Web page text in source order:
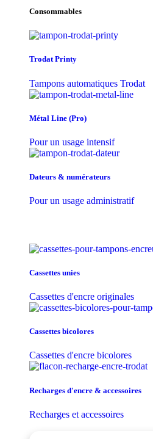
Consommables
Trodat Printy
Tampons automatiques Trodat
Métal Line (Pro)
Pour un usage intensif
Dateurs & numérateurs
Pour un usage administratif
Cassettes unies
Cassettes d'encre originales
Cassettes bicolores
Cassettes d'encre bicolores
Recharges d'encre & accessoires
Recharges et accessoires